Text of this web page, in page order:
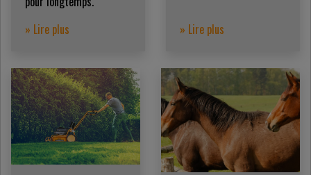
» Lire plus
» Lire plus